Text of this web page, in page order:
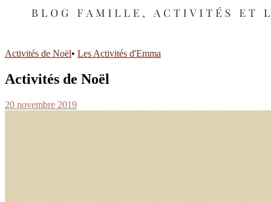
Activités de Noël• Les Activités d'Emma
Activités de Noël
20 novembre 2019